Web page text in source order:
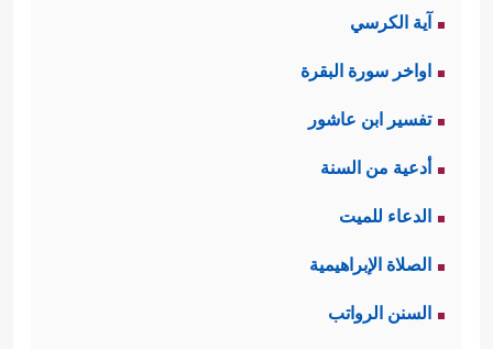
آية الكرسي
اواخر سورة البقرة
تفسير ابن عاشور
أدعية من السنة
الدعاء للميت
الصلاة الإبراهيمية
السنن الرواتب